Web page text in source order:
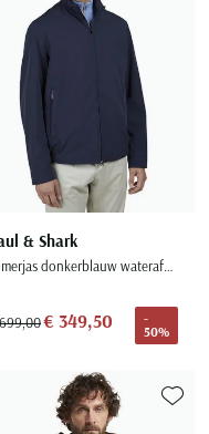
& Shark
zomerjas donkerblauw waterafstotend
€ 349,50
-
50%
favorieten